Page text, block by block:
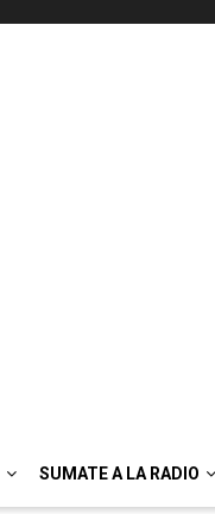
SUMATE A LA RADIO